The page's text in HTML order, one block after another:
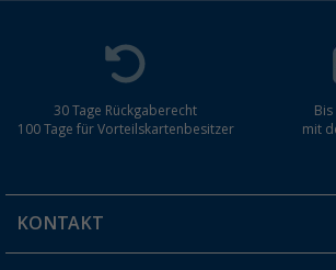
30 Tage Rückgaberecht
100 Tage für Vorteilskartenbesitzer
mit
KONTAKT